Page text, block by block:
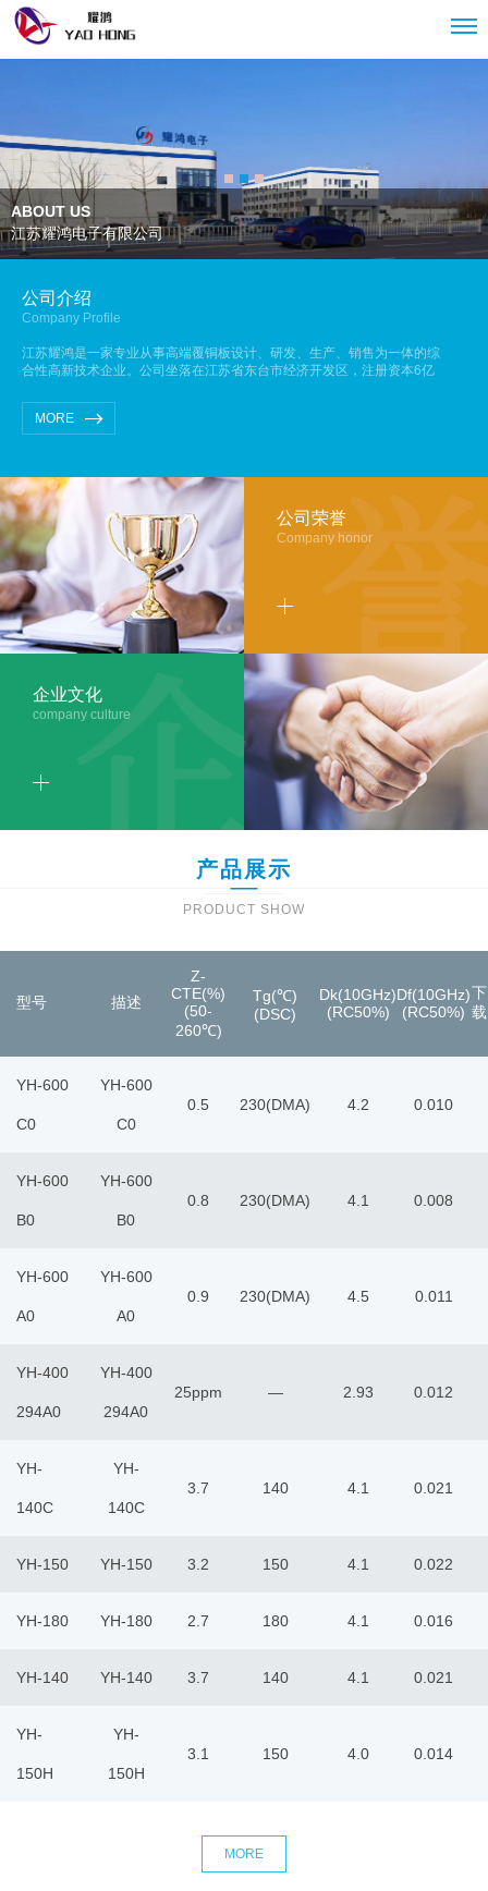
ABOUT US
江苏耀鸿电子有限公司
公司介绍
Company Profile
江苏耀鸿是一家专业从事高端覆铜板设计、研发、生产、销售为一体的综
合性高新技术企业。公司坐落在江苏省东台市经济开发区，注册资本6亿
30万张/年，高频高速等高档覆铜基板600万张/年，多层板连接片1800万
米/年，总投资12亿人民币，···
MORE
公司荣誉
Company honor
企业文化
company culture
产品展示
PRODUCT SHOW
型号 描述
Z-
CTE(%)
(50-
260℃)
Tg(℃)
(DSC)
Dk(10GHz)
(RC50%)
Df(10GHz)
(RC50%)
下
载
YH-600
C0
YH-600
C0
0.5 230(DMA) 4.2 0.010
YH-600
B0
YH-600
B0
0.8 230(DMA) 4.1 0.008
YH-600
A0
YH-600
A0
0.9 230(DMA) 4.5 0.011
YH-400
294A0
YH-400
294A0
25ppm ― 2.93 0.012
YH-
140C
YH-
140C
3.7 140 4.1 0.021
YH-150 YH-150 3.2 150 4.1 0.022
YH-180 YH-180 2.7 180 4.1 0.016
YH-140 YH-140 3.7 140 4.1 0.021
YH-
150H
YH-
150H
3.1 150 4.0 0.014
MORE